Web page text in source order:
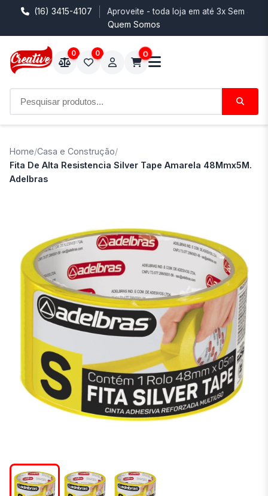
(16) 3415-4107 Aproveite - toda loja em até 3x Sem
Quem Somos
0 0 0
Home/Casa e Construção/
Fita De Alta Resistencia Silver Tape Amarela 48Mmx5M.
Adelbras